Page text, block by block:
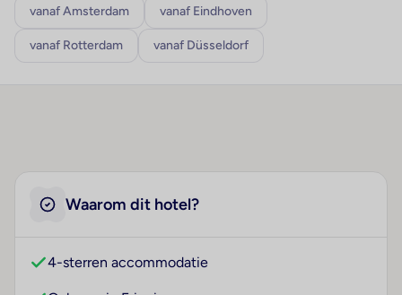
vanaf Amsterdam vanaf Eindhoven
vanaf Rotterdam vanaf Düsseldorf
Waarom dit hotel?
4-sterren accommodatie